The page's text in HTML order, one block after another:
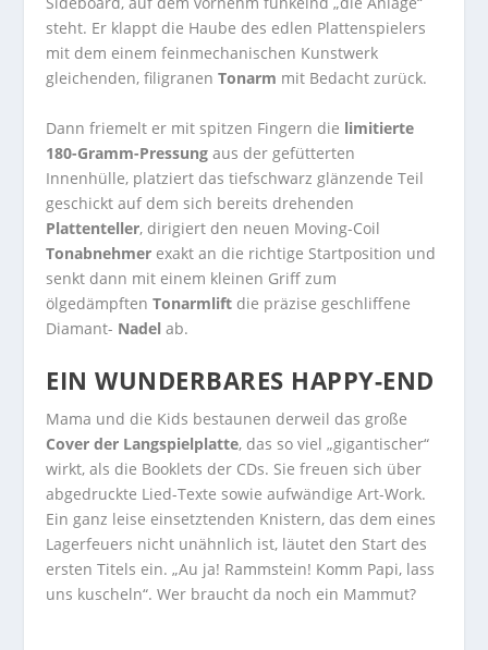
steht. Er klappt die Haube des edlen Plattenspielers
mit dem einem feinmechanischen Kunstwerk
gleichenden, filigranenTonarm mit Bedacht zurück.
Dann friemelt er mit spitzen Fingern die limitierte
180-Gramm-Pressung aus der gefütterten
Innenhülle, platziert das tiefschwarz glänzende Teil
geschickt auf dem sich bereits drehenden
Plattenteller, dirigiert den neuen Moving-Coil
Tonabnehmer exakt an die richtige Startposition und
senkt dann mit einem kleinen Griff zum
ölgedämpftenTonarmlift die präzise geschliffene
Diamant- Nadel ab.
EIN WUNDERBARES HAPPY-END
Mama und die Kids bestaunen derweil das große
Cover der Langspielplatte, das so viel „gigantischer“
wirkt, als die Booklets der CDs. Sie freuen sich über
abgedruckte Lied-Texte sowie aufwändige Art-Work.
Ein ganz leise einsetztenden Knistern, das dem eines
Lagerfeuers nicht unähnlich ist, läutet den Start des
ersten Titels ein. „Au ja! Rammstein! Komm Papi, lass
uns kuscheln“. Wer braucht da noch ein Mammut?